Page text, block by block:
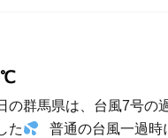
の群馬県は、台風7号の
た
普通の台風一過時